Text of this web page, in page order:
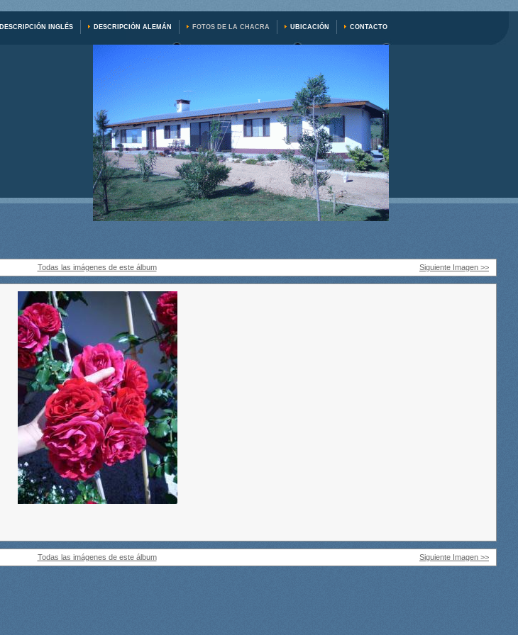
DESCRIPCIÓN INGLÉS DESCRIPCIÓN ALEMÁN FOTOS DE LA CHACRA UBICACIÓN CONTACTO
Todas las imágenes de este álbum Siguiente Imagen >>
Todas las imágenes de este álbum Siguiente Imagen >>